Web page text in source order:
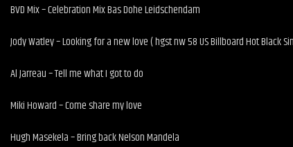
BVD Mix – Celebration Mix Bas Dohe Leidschendam
Jody Watley – Looking for a new love ( hgst nw 58 US Billboard Hot Black
Al Jarreau – Tell me what I got to do
Miki Howard – Come share my love
Hugh Masekela – Bring back Nelson Mandela